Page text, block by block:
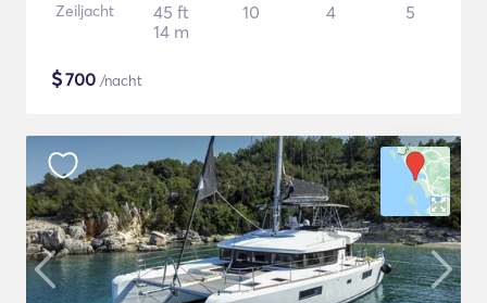
Zeiljacht
45 ft
14 m
10 4 5
$700 /nacht